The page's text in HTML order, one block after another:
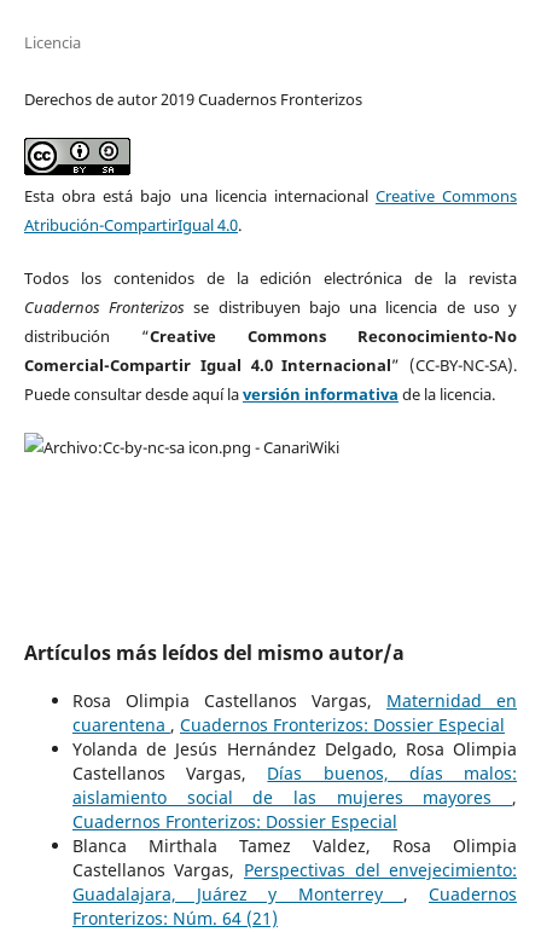
Licencia
Derechos de autor 2019 Cuadernos Fronterizos
Esta obra está bajo una licencia internacional Creative Commons
Atribución-CompartirIgual 4.0.
Todos los contenidos de la edición electrónica de la revista
Cuadernos Fronterizos se distribuyen bajo una licencia de uso y
distribución “Creative Commons Reconocimiento-No
Comercial-Compartir Igual 4.0 Internacional” (CC-BY-NC-SA).
Puede consultar desde aquí laversión informativa de la licencia.
Artículos más leídos del mismo autor/a
Rosa Olimpia Castellanos Vargas, Maternidad en
cuarentena , Cuadernos Fronterizos: Dossier Especial
Yolanda de Jesús Hernández Delgado, Rosa Olimpia
Castellanos Vargas, Días buenos, días malos:
aislamiento social de las mujeres mayores ,
Cuadernos Fronterizos: Dossier Especial
Blanca Mirthala Tamez Valdez, Rosa Olimpia
Castellanos Vargas, Perspectivas del envejecimiento:
Guadalajara, Juárez y Monterrey ,Cuadernos
Fronterizos: Núm. 64 (21)